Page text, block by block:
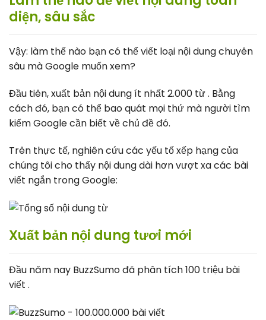
diện, sâu sắc
Vậy: làm thế nào bạn có thể viết loại nội dung chuyên
sâu mà Google muốn xem?
Đầu tiên, xuất bản nội dung ít nhất 2.000 từ . Bằng
cách đó, bạn có thể bao quát mọi thứ mà người tìm
kiếm Google cần biết về chủ đề đó.
Trên thực tế, nghiên cứu các yếu tố xếp hạng của
chúng tôi cho thấy nội dung dài hơn vượt xa các bài
viết ngắn trong Google:
Xuất bản nội dung tươi mới
Đầu năm nay BuzzSumo đã phân tích 100 triệu bài
viết .